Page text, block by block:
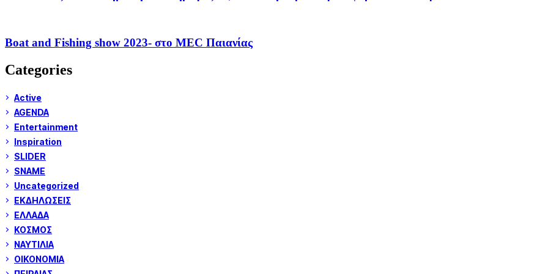
Boat and Fishing show 2023- στο MEC Παιανίας
Categories
Active
AGENDA
Entertainment
Inspiration
SLIDER
SNAME
Uncategorized
ΕΚΔΗΛΩΣΕΙΣ
ΕΛΛΑΔΑ
ΚΟΣΜΟΣ
ΝΑΥΤΙΛΙΑ
ΟΙΚΟΝΟΜΙΑ